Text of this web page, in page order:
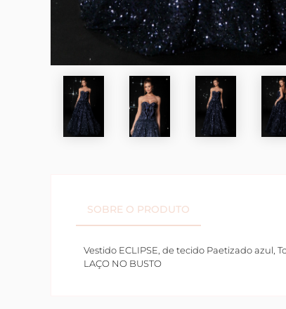
SOBRE O PRODUTO
Vestido ECLIPSE, de tecido Paetizado azul,
LAÇO NO BUSTO